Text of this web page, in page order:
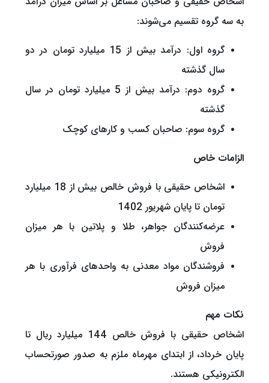
به سه گروه تقسیم می‌شوند:
گروه اول: درآمد بیش از 15 میلیارد تومان در دو
سال گذشته
گروه دوم: درآمد بیش از 5 میلیارد تومان در سال
گذشته
گروه سوم: صاحبان کسب و کارهای کوچک
الزامات خاص
اشخاص حقیقی با فروش خالص بیش از 18 میلیارد
تومان تا پایان شهریور 1402
عرضه‌کنندگان جواهر، طلا و پلاتین با هر میزان
فروش
فروشندگان مواد معدنی به واحدهای فرآوری با هر
میزان فروش
نکات مهم
اشخاص حقیقی با فروش خالص 144 میلیارد ریال تا
پایان خرداد، از ابتدای مهرماه ملزم به صدور صورتحساب
الکترونیکی هستند.